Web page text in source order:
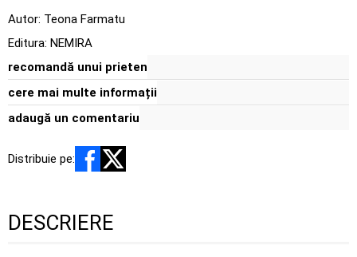
Autor: Teona Farmatu
Editura: NEMIRA
recomandă unui prieten
cere mai multe informații
adaugă un comentariu
Distribuie pe:
DESCRIERE